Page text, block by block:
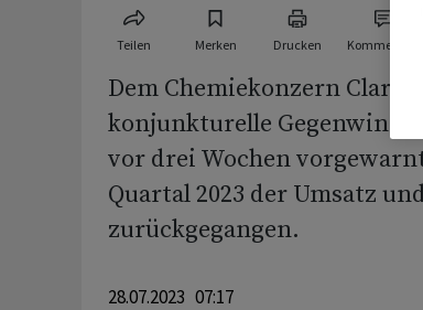
Teilen Merken Drucken Kommentare
Dem Chemiekonzern
konjunkturelle Gegenwind
vor drei Wochen
Quartal 2023 der Umsatz
zurückgegangen.
28.07.2023 07:17